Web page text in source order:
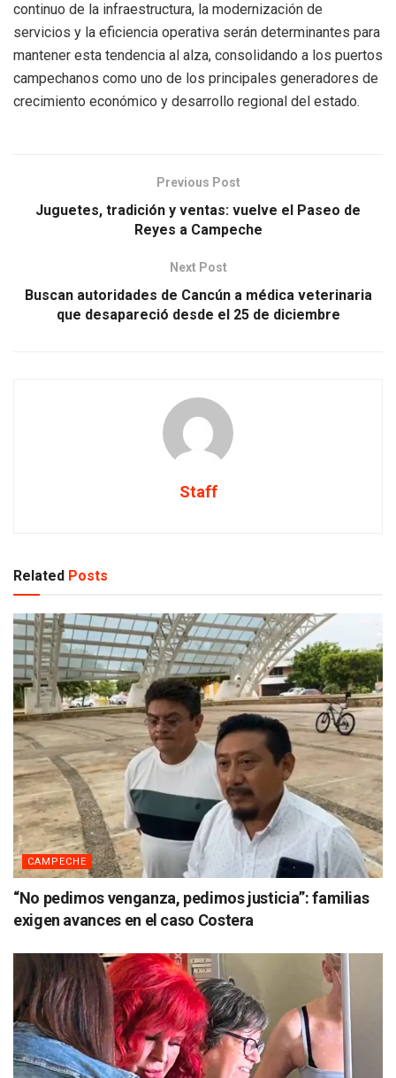
continuo de la infraestructura, la modernización de
servicios y la eficiencia operativa serán determinantes para
mantener esta tendencia al alza, consolidando a los puertos
campechanos como uno de los principales generadores de
crecimiento económico y desarrollo regional del estado.
Previous Post
Juguetes, tradición y ventas: vuelve el Paseo de
Reyes a Campeche
Next Post
Buscan autoridades de Cancún a médica veterinaria
que desapareció desde el 25 de diciembre
Staff
Related Posts
CAMPECHE
“No pedimos venganza, pedimos justicia”: familias
exigen avances en el caso Costera